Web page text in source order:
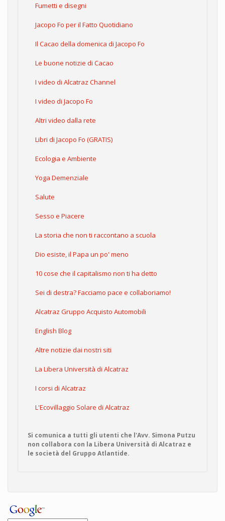
Fumetti e disegni
Jacopo Fo per il Fatto Quotidiano
Il Cacao della domenica di Jacopo Fo
Le buone notizie di Cacao
I video di Alcatraz Channel
I video di Jacopo Fo
Altri video dalla rete
Libri di Jacopo Fo (GRATIS)
Ecologia e Ambiente
Yoga Demenziale
Salute
Sesso e Piacere
La storia che non ti raccontano a scuola
Dio esiste, il Papa un po' meno
10 cose che il capitalismo non ti ha detto
Sei di destra? Facciamo pace e collaboriamo!
Alcatraz Gruppo Acquisto Automobili
English Blog
Altre notizie dai nostri siti
La Libera Università di Alcatraz
I corsi di Alcatraz
L'Ecovillaggio Solare di Alcatraz
Si comunica a tutti gli utenti che l'Avv. Simona Putzu
non collabora con la Libera Università di Alcatraz e
le società del Gruppo Atlantide.